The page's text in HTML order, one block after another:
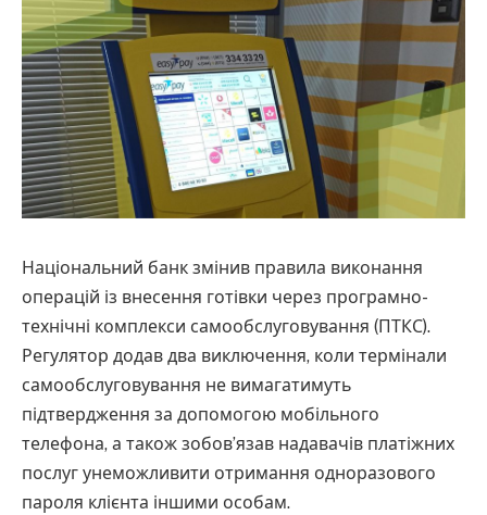
Національний банк змінив правила виконання
операцій із внесення готівки через програмно-
технічні комплекси самообслуговування (ПТКС).
Регулятор додав два виключення, коли термінали
самообслуговування не вимагатимуть
підтвердження за допомогою мобільного
телефона, а також зобов’язав надавачів платіжних
послуг унеможливити отримання одноразового
пароля клієнта іншими особам.